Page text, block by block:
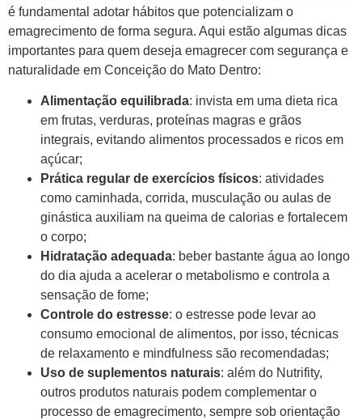
é fundamental adotar hábitos que potencializam o
emagrecimento de forma segura. Aqui estão algumas dicas
importantes para quem deseja emagrecer com segurança e
naturalidade em Conceição do Mato Dentro:
Alimentação equilibrada: invista em uma dieta rica
em frutas, verduras, proteínas magras e grãos
integrais, evitando alimentos processados e ricos em
açúcar;
Prática regular de exercícios físicos: atividades
como caminhada, corrida, musculação ou aulas de
ginástica auxiliam na queima de calorias e fortalecem
o corpo;
Hidratação adequada: beber bastante água ao longo
do dia ajuda a acelerar o metabolismo e controla a
sensação de fome;
Controle do estresse: o estresse pode levar ao
consumo emocional de alimentos, por isso, técnicas
de relaxamento e mindfulness são recomendadas;
Uso de suplementos naturais: além do Nutrifity,
outros produtos naturais podem complementar o
processo de emagrecimento, sempre sob orientação